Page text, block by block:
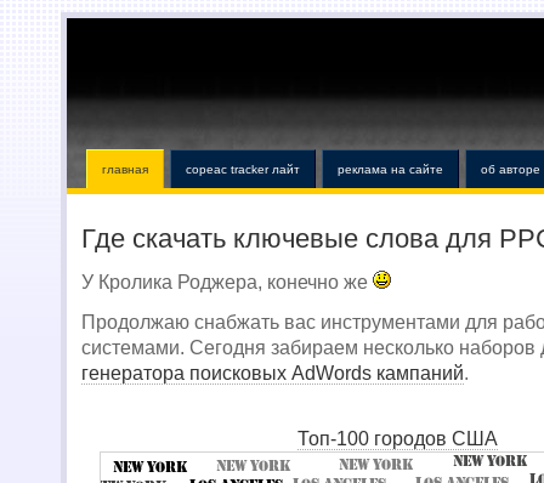
главная copeac tracker лайт реклама на сайте об авторе
Где скачать ключевые слова для
У Кролика Роджера, конечно же
Продолжаю снабжать вас инструментами для
системами. Сегодня забираем несколько
генератора поисковых AdWords кампаний.
Топ-100 городов США